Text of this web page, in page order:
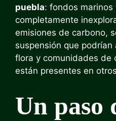
puebla: fondos marinos
completamente
emisiones de carbono,
suspensión que
flora y comunidades de
están presentes en
Un paso